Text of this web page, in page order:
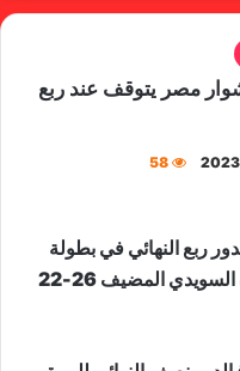
لكرة اليد 2023: مشوار مصر يتوقف عند ربع
58
ربع النهائي في ​بطولة
العالم لكرة اليد​، بخسارته أمام نظيره ​السويدي​ المضيف 26-22